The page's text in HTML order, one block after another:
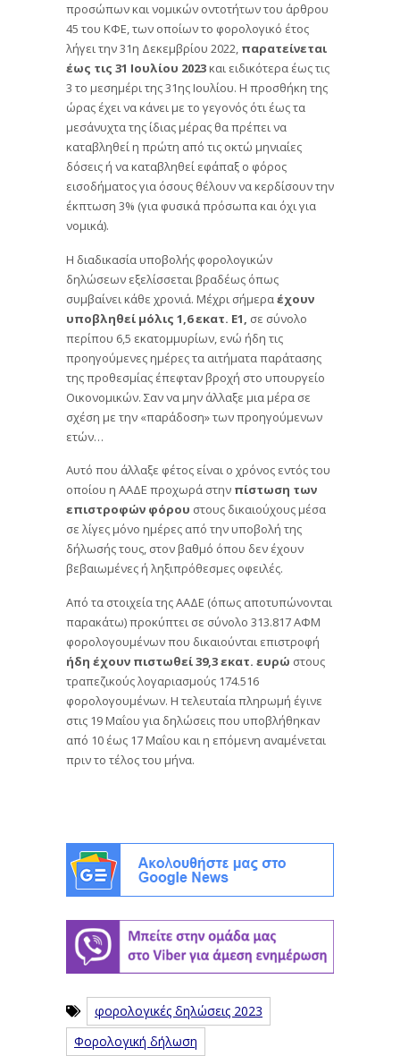
προσώπων και νομικών οντοτήτων του άρθρου
45 του ΚΦΕ, των οποίων το φορολογικό έτος
λήγει την 31η Δεκεμβρίου 2022, παρατείνεται
έως τις 31 Ιουλίου 2023και ειδικότερα έως τις
3 το μεσημέρι της 31ης Ιουλίου. Η προσθήκη της
ώρας έχει να κάνει με το γεγονός ότι έως τα
μεσάνυχτα της ίδιας μέρας θα πρέπει να
καταβληθεί η πρώτη από τις οκτώ μηνιαίες
δόσεις ή να καταβληθεί εφάπαξ ο φόρος
εισοδήματος για όσους θέλουν να κερδίσουν την
έκπτωση 3% (για φυσικά πρόσωπα και όχι για
νομικά).
Η διαδικασία υποβολής φορολογικών
δηλώσεων εξελίσσεται βραδέως όπως
συμβαίνει κάθε χρονιά. Μέχρι σήμεραέχουν
υποβληθεί μόλις 1,6 εκατ. Ε1, σε σύνολο
περίπου 6,5 εκατομμυρίων, ενώ ήδη τις
προηγούμενες ημέρες τα αιτήματα παράτασης
της προθεσμίας έπεφταν βροχή στο υπουργείο
Οικονομικών. Σαν να μην άλλαξε μια μέρα σε
σχέση με την «παράδοση» των προηγούμενων
ετών…
Αυτό που άλλαξε φέτος είναι ο χρόνος εντός του
οποίου η ΑΑΔΕ προχωρά στην πίστωση των
επιστροφών φόρου στους δικαιούχους μέσα
σε λίγες μόνο ημέρες από την υποβολή της
δήλωσής τους, στον βαθμό όπου δεν έχουν
βεβαιωμένες ή ληξιπρόθεσμες οφειλές.
Από τα στοιχεία της ΑΑΔΕ (όπως αποτυπώνονται
παρακάτω) προκύπτει σε σύνολο 313.817 ΑΦΜ
φορολογουμένων που δικαιούνται επιστροφή
ήδη έχουν πιστωθεί 39,3 εκατ. ευρώ στους
τραπεζικούς λογαριασμούς 174.516
φορολογουμένων. Η τελευταία πληρωμή έγινε
στις 19 Μαΐου για δηλώσεις που υποβλήθηκαν
από 10 έως 17 Μαΐου και η επόμενη αναμένεται
πριν το τέλος του μήνα.
φορολογικές δηλώσεις 2023
Φορολογική δήλωση